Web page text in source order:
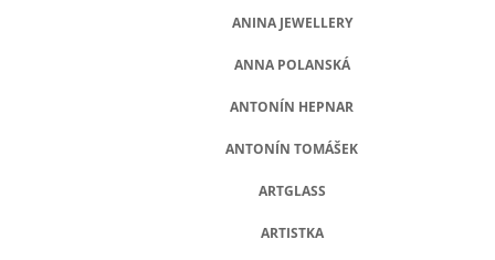
ANINA JEWELLERY
ANNA POLANSKÁ
ANTONÍN HEPNAR
ANTONÍN TOMÁŠEK
ARTGLASS
ARTISTKA